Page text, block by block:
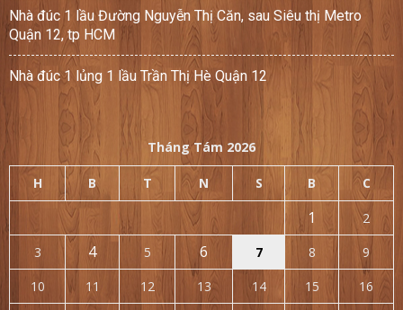
Nhà đúc 1 lầu Đường Nguyễn Thị Căn, sau Siêu thị Metro
Quận 12, tp HCM
Nhà đúc 1 lủng 1 lầu Trần Thị Hè Quận 12
Tháng Tám 2026
H B T N S B C
1
2
3
4 5 6 7 8
9
10
11 12 13 14 15
16